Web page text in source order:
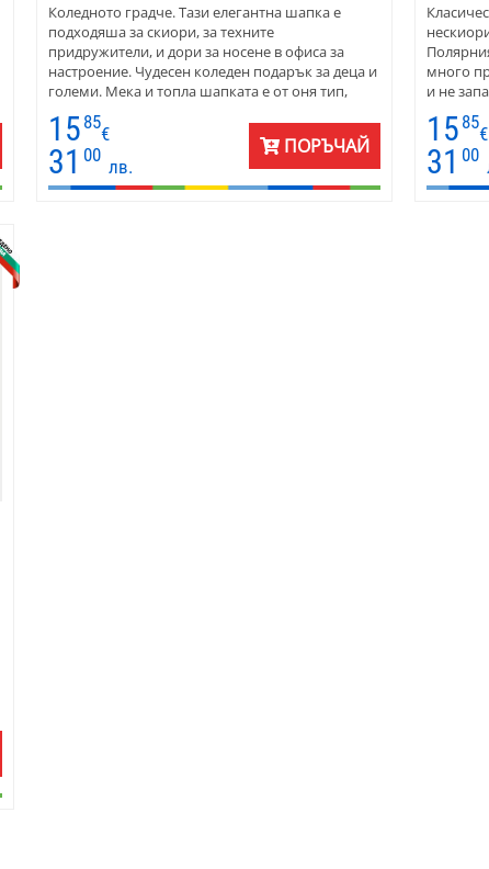
Коледното градче. Тази елегантна шапка е
подходяша за скиори, за техните
придружители, и дори за носене в офиса за
настроение. Чудесен коледен подарък за деца и
големи. Мека и топла шапката е от оня тип,
който кара да посегнете и да я вземете.
Традиционни коледни цветове, къщички като
слезли от картина! Зимната шапка е унисекс.
Предлага се във вариант за деца, тийнейджири,
жени и мъже.
15 85
€
31 00
лв.
ПОРЪЧАЙ
много
и не
шапка е
деца,
15 85
€
31 00